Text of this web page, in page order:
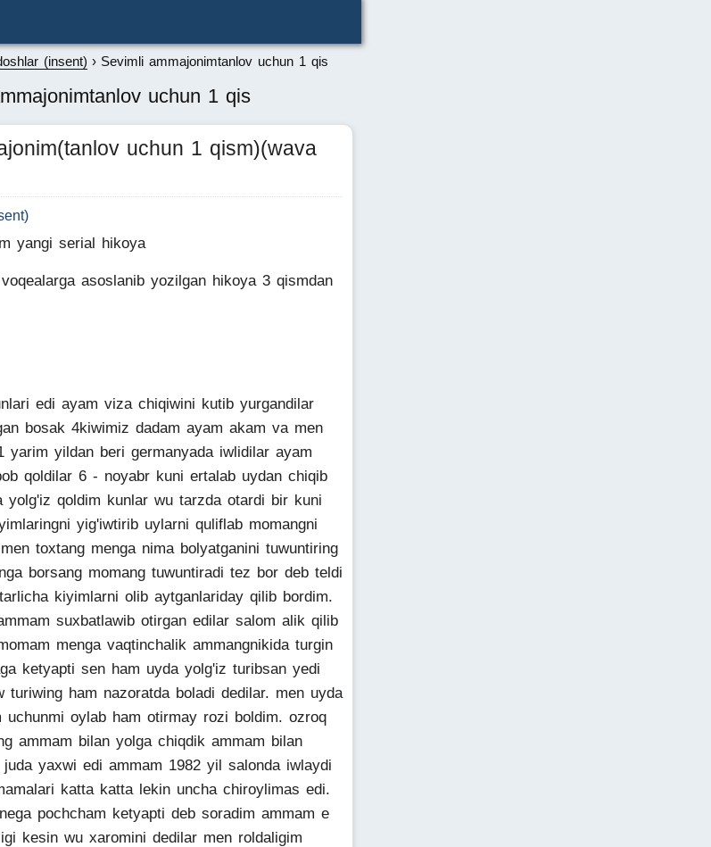
(insent) Sevimli ammajonimtanlov uchun 1 qis
uchun 1 qis
uchun 1 qism)(wava
yangi serial hikoya
asoslanib yozilgan hikoya 3 qismdan
edi ayam viza chiqiwini kutib yurgandilar
bosak 4kiwimiz dadam ayam akam va men
yarim yildan beri germanyada iwlidilar ayam
qoldilar 6 - noyabr kuni ertalab uydan chiqib
yolg'iz qoldim kunlar wu tarzda otardi bir kuni
yig'iwtirib uylarni quliflab momangni
toxtang menga nima bolyatganini tuwuntiring
borsang momang tuwuntiradi tez bor deb teldi
kiyimlarni olib aytganlariday qilib bordim.
suxbatlawib otirgan edilar salom alik qilib
menga vaqtinchalik ammangnikida turgin
ketyapti sen ham uyda yolg'iz turibsan yedi
turiwing ham nazoratda boladi dedilar. men uyda
uchunmi oylab ham otirmay rozi boldim. ozroq
ammam bilan yolga chiqdik ammam bilan
juda yaxwi edi ammam 1982 yil salonda iwlaydi
katta katta lekin uncha chiroylimas edi.
pochcham ketyapti deb soradim ammam e
kesin wu xaromini dedilar men roldaligim